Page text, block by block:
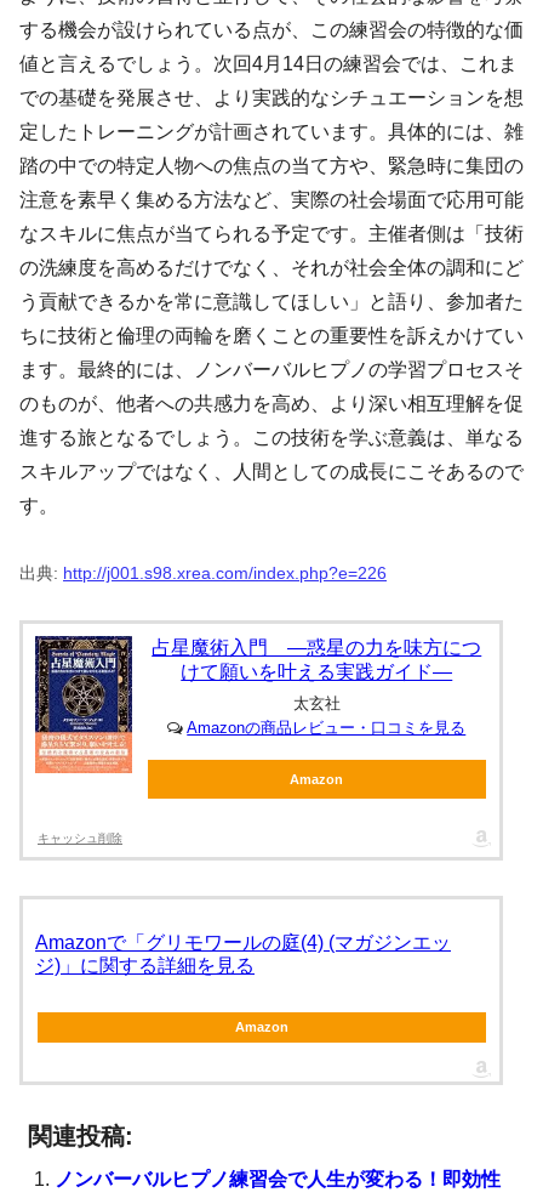
する機会が設けられている点が、この練習会の特徴的な価
値と言えるでしょう。次回4月14日の練習会では、これま
での基礎を発展させ、より実践的なシチュエーションを想
定したトレーニングが計画されています。具体的には、雑
踏の中での特定人物への焦点の当て方や、緊急時に集団の
注意を素早く集める方法など、実際の社会場面で応用可能
なスキルに焦点が当てられる予定です。主催者側は「技術
の洗練度を高めるだけでなく、それが社会全体の調和にど
う貢献できるかを常に意識してほしい」と語り、参加者た
ちに技術と倫理の両輪を磨くことの重要性を訴えかけてい
ます。最終的には、ノンバーバルヒプノの学習プロセスそ
のものが、他者への共感力を高め、より深い相互理解を促
進する旅となるでしょう。この技術を学ぶ意義は、単なる
スキルアップではなく、人間としての成長にこそあるので
す。
出典: http://j001.s98.xrea.com/index.php?e=226
占星魔術入門 ―惑星の力を味方につ
けて願いを叶える実践ガイド―
太玄社
Amazonの商品レビュー・口コミを見る
Amazon
キャッシュ削除
Amazonで「グリモワールの庭(4) (マガジンエッ
ジ)」に関する詳細を見る
Amazon
関連投稿:
ノンバーバルヒプノ練習会で人生が変わる！即効性